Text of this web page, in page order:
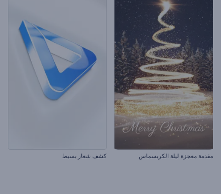
مقدمة معجزة ليلة الكريسماس كشف شعار بسيط